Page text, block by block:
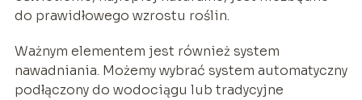
do prawidłowego wzrostu roślin.
Ważnym elementem jest również system
nawadniania. Możemy wybrać system automatyczny
podłączony do wodociągu lub tradycyjne